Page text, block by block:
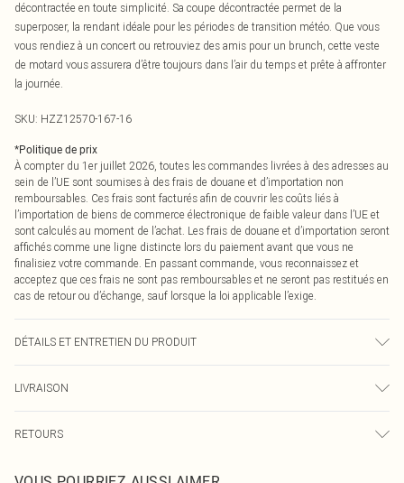
décontractée en toute simplicité. Sa coupe décontractée permet de la
superposer, la rendant idéale pour les périodes de transition météo. Que vous
vous rendiez à un concert ou retrouviez des amis pour un brunch, cette veste
de motard vous assurera d’être toujours dans l’air du temps et prête à affronter
la journée.
SKU: HZZ12570-167-16
*Politique de prix
À compter du 1er juillet 2026, toutes les commandes livrées à des adresses au
sein de l’UE sont soumises à des frais de douane et d’importation non
remboursables. Ces frais sont facturés afin de couvrir les coûts liés à
l’importation de biens de commerce électronique de faible valeur dans l’UE et
sont calculés au moment de l’achat. Les frais de douane et d’importation seront
affichés comme une ligne distincte lors du paiement avant que vous ne
finalisiez votre commande. En passant commande, vous reconnaissez et
acceptez que ces frais ne sont pas remboursables et ne seront pas restitués en
cas de retour ou d’échange, sauf lorsque la loi applicable l’exige.
DÉTAILS ET ENTRETIEN DU PRODUIT
Doublure : 100 % polyester. Ne pas laver. Le mannequin porte la taille UK 10.
En raison de la nature délicate du tissu, celui-ci peut naturellement présenter
des marques, des éraflures ou des variations de texture avec le temps.
LIVRAISON
Livraison express France
RETOURS